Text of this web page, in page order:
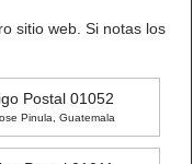
sitio web. Si notas los
Postal 01052
Pinula, Guatemala